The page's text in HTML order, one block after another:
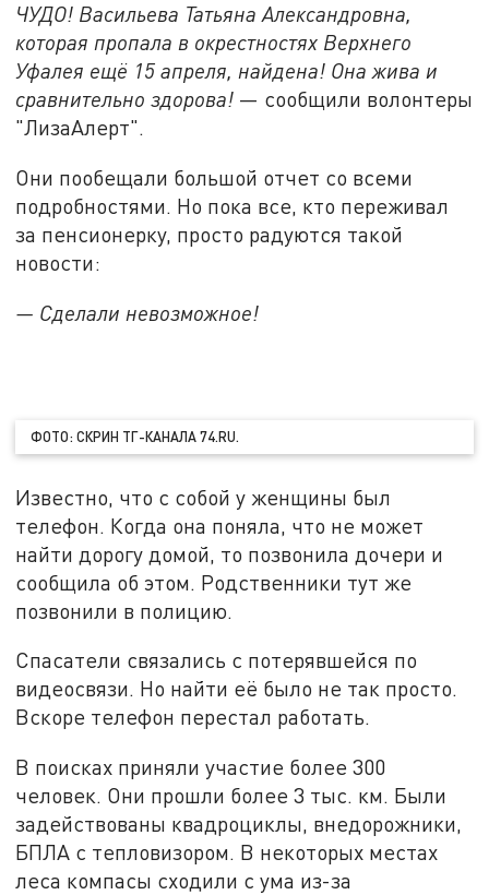
ЧУДО! Васильева Татьяна Александровна,
которая пропала в окрестностях Верхнего
Уфалея ещё 15 апреля, найдена! Она жива и
сравнительно здорова! — сообщили волонтеры
"ЛизаАлерт".
Они пообещали большой отчет со всеми
подробностями. Но пока все, кто переживал
за пенсионерку, просто радуются такой
новости:
— Сделали невозможное!
ФОТО: СКРИН ТГ-КАНАЛА 74.RU.
Известно, что с собой у женщины был
телефон. Когда она поняла, что не может
найти дорогу домой, то позвонила дочери и
сообщила об этом. Родственники тут же
позвонили в полицию.
Спасатели связались с потерявшейся по
видеосвязи. Но найти её было не так просто.
Вскоре телефон перестал работать.
В поисках приняли участие более 300
человек. Они прошли более 3 тыс. км. Были
задействованы квадроциклы, внедорожники,
БПЛА с тепловизором. В некоторых местах
леса компасы сходили с ума из-за